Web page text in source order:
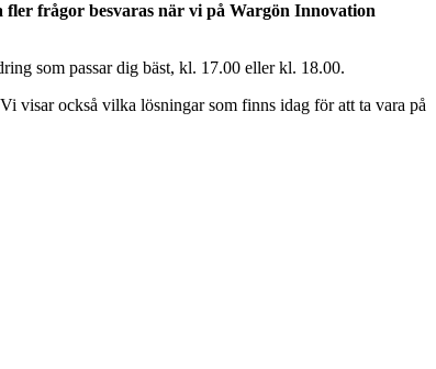
fler frågor besvaras när vi på Wargön Innovation
som passar dig bäst, kl. 17.00 eller kl. 18.00.
visar också vilka lösningar som finns idag för att ta vara på